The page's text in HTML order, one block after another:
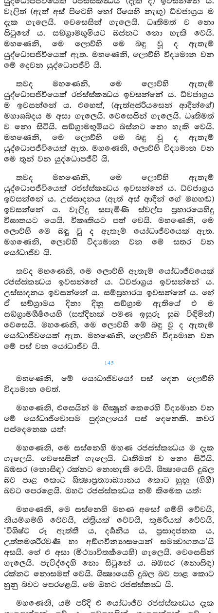
වැලිත් (ඇත් අස් පිටෙහි හෝ රියෙහි නැඟු) ධ්වජාග්‍රය ම
දැක ගැලෙයි. වෙසෙසින් ගැලෙයි. ධෘතිමත් ව නො
සිටුනේ ය. සඞ්ග්‍රාමභූමියට බස්නට නො හැකි වෙයි.
මහණෙනි, මෙ ලොව්හි මෙ බඳු වූ ද ඇතැම්
යුද්ධොපජීවියෙක් ඇත. මහණෙනි, ලොව්හි විද්‍යමාන වන
මේ දෙවන යුද්ධොපජීවි යි.
තවද මහණෙනි, මෙ ලොව්හි ඇතැම්
යුද්ධොපජීවියෙක් රජස්ස්කන්‍ධය ඉවසන්නේ ය. ධ්වජාග්‍රය
ම ඉවසන්නේ ය. එහෙත්, (ඇත්අස්රියසෙන් ආදීන්ගේ)
මහාශබ්දය ම අසා ගැලෙයි. වෙසෙසින් ගැලෙයි. ධෘතිමත්
ව නො සිටියි. සඞ්ග්‍රාමභූමියට බස්නට නො හැකි වෙයි.
මහණෙනි, මෙ ලොව්හි මෙ බඳු වූ ද ඇතැම්
යුද්ධොපජීවියෙක් ඇත. මහණෙනි, ලොව්හි විද්‍යමාන වන
මෙ තුන් වන යුද්ධොපජීවි යි.
තවද මහණෙනි, මෙ ලොව්හි ඇතැම්
යුද්ධොපජීවියෙක් රජස්ස්කන්‍ධය ඉවසන්නේ ය. ධ්වජාග්‍රය
ඉවසන්නේ ය. උස්සාදනය (ඇත් අස් ආදීන් ගේ මහහඬ)
ඉවසන්නේ ය. වැලිදු සපැමිණි ස්වල්ප ප්‍රහාරයෙහිදු
විඝාතයට යෙයි. විකෘතියට පත් වෙයි. මහණෙනි, මෙ
ලොව්හි මෙ බඳු වූ ද ඇතැම් යෝධාජීවයෙක් ඇත.
මහණෙනි, ලොව්හි විද්‍යමාන වන මේ සතර වන
යෝධාජීව යි.
තවද මහණෙනි, මෙ ලොව්හි ඇතැම් යෝධාජීවයෙක්
රජස්ස්කන්‍ධය ඉවසන්නේ ය. ධ්වජාග්‍රය ඉවසන්නේ ය.
උස්සාදනය ඉවසන්නේ ය. සම්ප්‍රහාරය ඉවසන්නේ ය. හේ
ඒ සඞ්ග්‍රාමය දිනා දිනූ සඞ්ග්‍රාම ඇතියේ එ ම
සඞ්ග්‍රාමශීර්‍ෂයෙහි (සත්දිනක් පමණ ඉසුරු සුඛ විඳිමින්)
වෙසෙයි. මහණෙනි, මෙ ලොව්හි මේ බඳු වූ ද ඇතැම්
යෝධාජීවයෙක් ඇත. මහණෙනි, ලොව්හි විද්‍යමාන වන
මේ පස් වන යෝධාජීව යි.
145
මහණෙනි, මේ යොධාජීවයෝ පස් දෙන ලොව්හි
විද්‍යමාන වෙත්.
මහණෙනි, එසෙයින් ම භික්‍ෂූන් කෙරෙහි විද්‍යමාන වන
මේ යෝධාජීවොපම පුද්ගලයෝ පස් දෙනෙකි. කවර
පස්දෙනෙක යත්:
මහණෙනි, මෙ සස්නෙහි මහණ රජස්ස්කන්‍ධය ම දැක
ගැලෙයි. වෙසෙසින් ගැලෙයි. ධෘතිමත් ව නො සිටියි.
බඹසර (නොසිඳ) රක්නට නොහැකි වෙයි. ශික්‍ෂායෙහි දුබල
බව පාළ කොට ශික්‍ෂාප්‍රත්‍යාඛ්‍යානය කොට හුනු (ගිහී)
බවට පෙරළෙයි. ඔහට රජස්ස්කන්‍ධය නම් කිමෙක යත්:
මහණෙනි, මෙ සස්නෙහි මහණ අසෝ ගම්හි වේවයි,
නියම්ගම්හි වේවයි, ස්ත්‍රියක් වේවයි, කුමරියක් වේවයි,
‘විශිෂ්ට රූ ඇත්තී ය, දර්‍ශනීය ය, ප්‍රසාදජනක ය,
උත්තමශරීරවර්‍ණ හා අඞ්ගවින්‍යාසයෙන් සමන්‍වාගතය’යි
අසයි. හේ එ අසා (මිථ්‍යාවිතර්‍කයෙහි) ගැලෙයි. වෙසෙසින්
ගැලෙයි. පැවිද්දෙහි නො සිටුනේ ය. බඹසර (නොසිඳ)
රක්නට නොසමත් වෙයි. ශික්‍ෂායෙහි දුබල බව පාළ කොට
හුනු බවට පෙරළෙයි. මෙ ඔහට රජස්ස්කන්‍ධ යි.
මහණෙනි, යම් පරිදි එ යෝධාජීව රජස්ස්කන්‍ධය දැක